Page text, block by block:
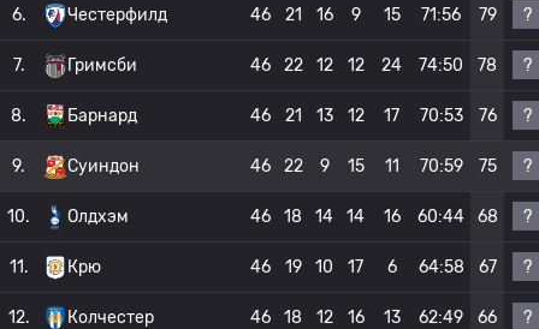
6. Честерфилд 46 21 16 9 15 71:56 79 ?
7. Гримсби 46 22 12 12 24 74:50 78 ?
8. Барнард 46 21 13 12 17 70:53 76 ?
9. Суиндон 46 22 9 15 11 70:59 75 ?
10. Олдхэм 46 18 14 14 16 60:44 68 ?
11. Крю 46 19 10 17 6 64:58 67 ?
12. Колчестер 46 18 12 16 13 62:49 66 ?